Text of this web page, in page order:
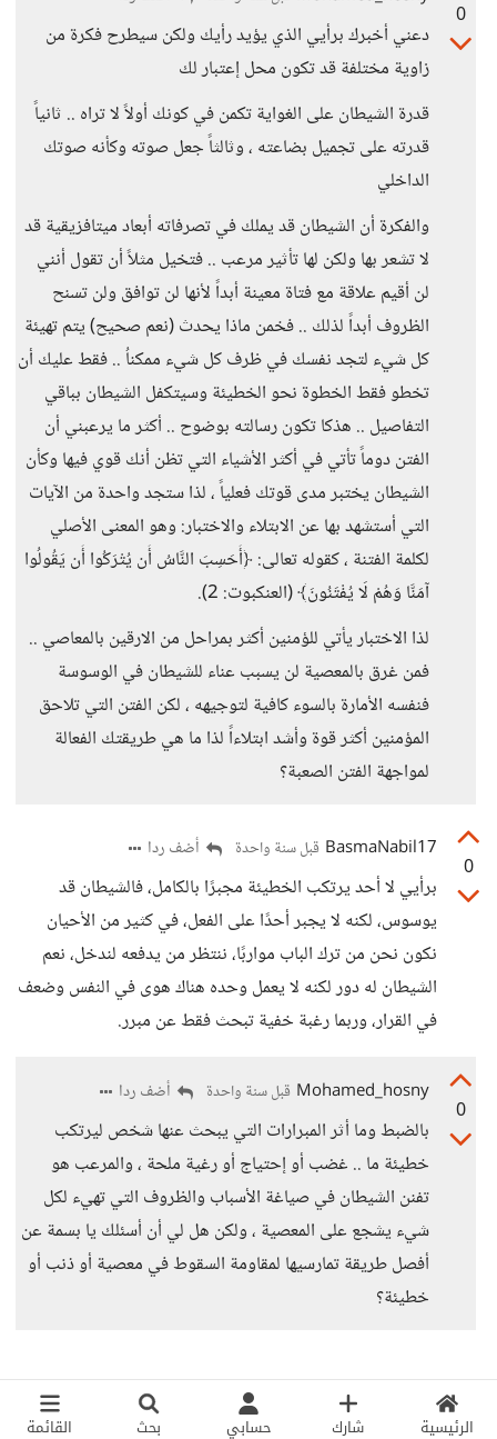
الرئيسية شارك حسابي بحث القائمة
0
دعني أخبرك برأيي الذي يؤيد رأيك ولكن سيطرح فكرة من
زاوية مختلفة قد تكون محل إعتبار لك
قدرة الشيطان على الغواية تكمن في كونك أولاً لا تراه .. ثانياً
قدرته على تجميل بضاعته ، وثالثاً جعل صوته وكأنه صوتك
الداخلي
والفكرة أن الشيطان قد يملك في تصرفاته أبعاد ميتافزيقية قد
لا تشعر بها ولكن لها تأثير مرعب .. فتخيل مثلاً أن تقول أنني
لن أقيم علاقة مع فتاة معينة أبداً لأنها لن توافق ولن تسنح
الظروف أبداً لذلك .. فخمن ماذا يحدث (نعم صحيح) يتم تهيئة
كل شيء لتجد نفسك في ظرف كل شيء ممكناُ .. فقط عليك أن
تخطو فقط الخطوة نحو الخطيئة وسيتكفل الشيطان بباقي
التفاصيل .. هذكا تكون رسالته بوضوح .. أكثر ما يرعبني أن
الفتن دوماً تأتي في أكثر الأشياء التي تظن أنك قوي فيها وكأن
الشيطان يختبر مدى قوتك فعلياً ، لذا ستجد واحدة من الآيات
التي أستشهد بها عن الابتلاء والاختبار: وهو المعنى الأصلي
لكلمة الفتنة ، كقوله تعالى: ﴿أَحَسِبَ النَّاسُ أَن يُتْرَكُوا أَن يَقُولُوا
آمَنَّا وَهُمْ لَا يُفْتَنُونَ﴾ (العنكبوت: 2).
لذا الاختبار يأتي للؤمنين أكثر بمراحل من الارقين بالمعاصي ..
فمن غرق بالمعصية لن يسبب عناء للشيطان في الوسوسة
فنفسه الأمارة بالسوء كافية لتوجيهه ، لكن الفتن التي تلاحق
المؤمنين أكثر قوة وأشد ابتلاءاً لذا ما هي طريقتك الفعالة
لمواجهة الفتن الصعبة؟
0
BasmaNabil17 قبل سنة واحدة أضف ردا
برأيي لا أحد يرتكب الخطيئة مجبرًا بالكامل، فالشيطان قد
يوسوس، لكنه لا يجبر أحدًا على الفعل، في كثير من الأحيان
نكون نحن من ترك الباب مواربًا، ننتظر من يدفعه لندخل، نعم
الشيطان له دور لكنه لا يعمل وحده هناك هوى في النفس وضعف
في القرار، وربما رغبة خفية تبحث فقط عن مبرر.
0
Mohamed_hosny قبل سنة واحدة أضف ردا
بالضبط وما أثر المبرارات التي يبحث عنها شخص ليرتكب
خطيئة ما .. غضب أو إحتياج أو رغية ملحة ، والمرعب هو
تفنن الشيطان في صياغة الأسباب والظروف التي تهيء لكل
شيء يشجع على المعصية ، ولكن هل لي أن أسئلك يا بسمة عن
أفصل طريقة تمارسيها لمقاومة السقوط في معصية أو ذنب أو
خطيئة؟